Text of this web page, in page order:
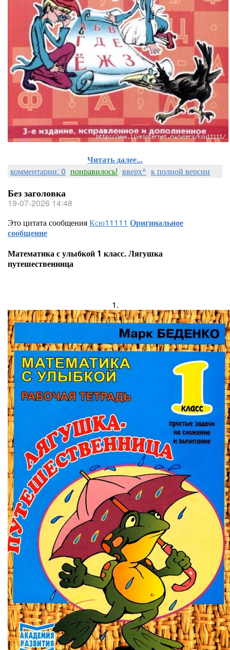
Читать далее...
комментарии: 0 понравилось! вверх^ к полной версии
Без заголовка
19-07-2026 14:48
Это цитата сообщенияКсю11111 Оригинальное
сообщение
Математика с улыбкой 1 класс. Лягушка
путешественница
1.